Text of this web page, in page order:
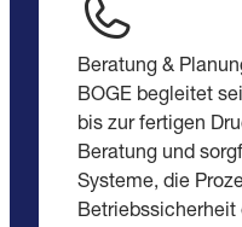
Beratung &
BOGE begleitet
bis zur fertigen
Beratung und
Systeme, die
Betriebssicherheit